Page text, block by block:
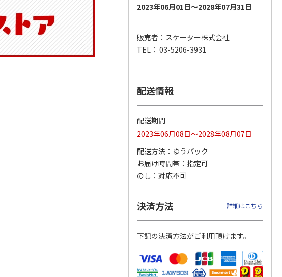
冒険 スターダスト
クルセイダース』
トラ…
3,300円
(送料別・税込)
トラ…
2023年06月01日～2028年07月31日
販売者：スケーター株式会社
TEL： 03-5206-3931
配送情報
配送期間
2023年06月08日～2028年08月07日
配送方法
ゆうパック
お届け時間帯
指定可
のし
対応不可
決済方法 詳細はこちら
下記の決済方法がご利用頂けます。